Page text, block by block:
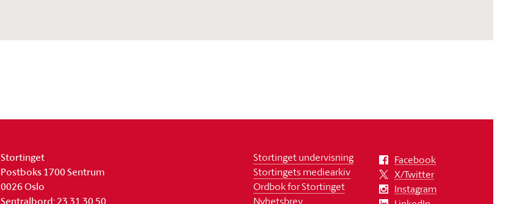
Stortinget
Postboks 1700 Sentrum
0026 Oslo
Sentralbord: 23 31 30 50
Stortinget undervisning
Stortingets mediearkiv
Ordbok for Stortinget
Nyhetsbrev
Facebook
X/Twitter
Instagram